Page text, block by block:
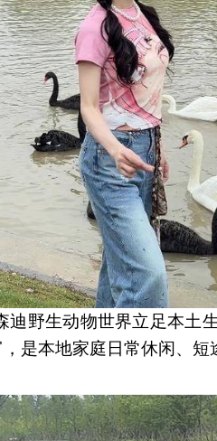
野生动物世界立足本土
是本地家庭日常休闲、短